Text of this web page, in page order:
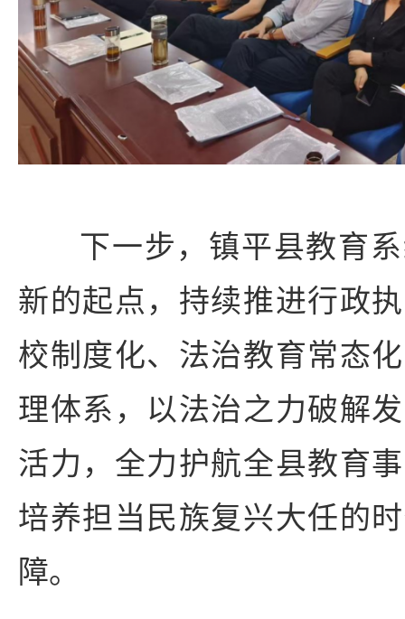
下一步，镇平县教育
新的起点，持续推进行政
校制度化、法治教育常态
理体系，以法治之力破解
活力，全力护航全县教育
培养担当民族复兴大任的
障。